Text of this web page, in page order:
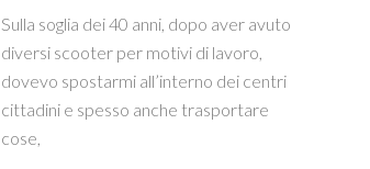
Sulla soglia dei 40 anni, dopo aver avuto
diversi scooter per motivi di lavoro,
dovevo spostarmi all’interno dei centri
cittadini e spesso anche trasportare
cose,